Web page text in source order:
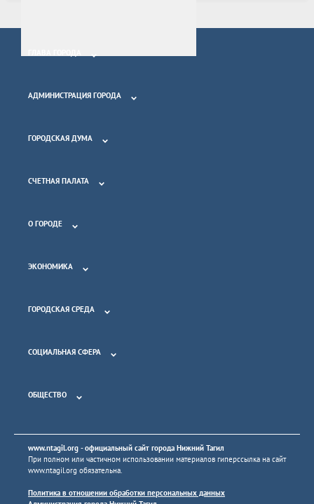
АДМИНИСТРАЦИЯ ГОРОДА
ГОРОДСКАЯ ДУМА
СЧЕТНАЯ ПАЛАТА
О ГОРОДЕ
ЭКОНОМИКА
ГОРОДСКАЯ СРЕДА
СОЦИАЛЬНАЯ СФЕРА
ОБЩЕСТВО
www.ntagil.org - официальный сайт города Нижний Тагил
При полном или частичном использовании материалов гиперссылка на сайт
www.ntagil.org обязательна.
Политика в отношении обработки персональных данных